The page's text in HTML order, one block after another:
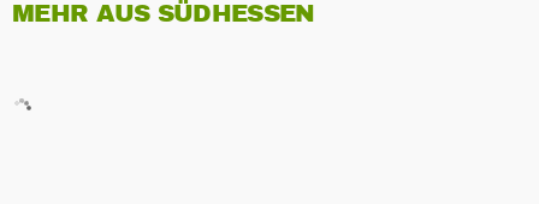
MEHR AUS SÜDHESSEN